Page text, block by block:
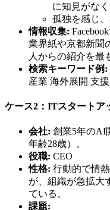
に知見がな
孤独を感じ
情報収集:
業界紙や京都新聞
人からの紹介を最
検索キーワード例:
産業 海外展開 支
ケース2：ITスタートア
会社: 創業5年のAI
年齢28歳）。
役職: CEO
性格: 行動的で情
が、組織が急拡大
ている。
課題: